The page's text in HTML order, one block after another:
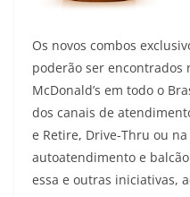
Os novos combos
poderão ser encontrados
McDonald’s em todo o
dos canais de
e Retire, Drive-Thru ou
autoatendimento e
essa e outras iniciativas,